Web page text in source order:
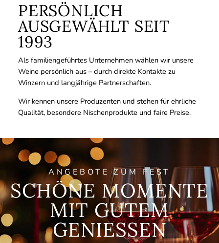
PERSÖNLICH
AUSGEWÄHLT SEIT
1993
Als familiengeführtes Unternehmen wählen wir unsere
Weine persönlich aus – durch direkte Kontakte zu
Winzern und langjährige Partnerschaften.
Wir kennen unsere Produzenten und stehen für ehrliche
Qualität, besondere Nischenprodukte und faire Preise.
ANGEBOTE ZUM FEST
SCHÖNE MOMENTE
MIT GUTEM
GENIESSEN